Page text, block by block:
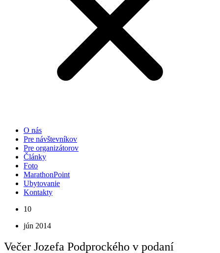
O nás
Pre návštevníkov
Pre organizátorov
Články
Foto
MarathonPoint
Ubytovanie
Kontakty
10
jún 2014
Večer Jozefa Podprockého v podaní